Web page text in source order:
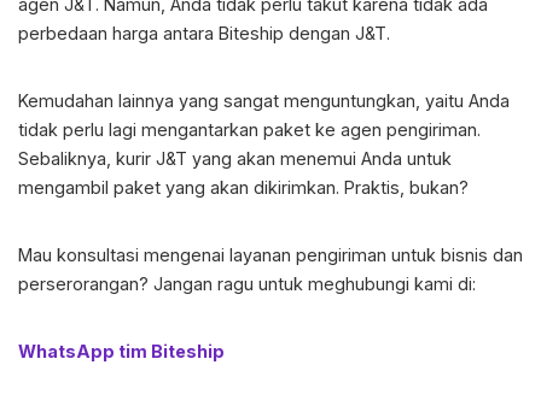
agen J&T. Namun, Anda tidak perlu takut karena tidak ada
perbedaan harga antara Biteship dengan J&T.
Kemudahan lainnya yang sangat menguntungkan, yaitu Anda
tidak perlu lagi mengantarkan paket ke agen pengiriman.
Sebaliknya, kurir J&T yang akan menemui Anda untuk
mengambil paket yang akan dikirimkan. Praktis, bukan?
Mau konsultasi mengenai layanan pengiriman untuk bisnis dan
perserorangan? Jangan ragu untuk meghubungi kami di:
WhatsApp tim Biteship